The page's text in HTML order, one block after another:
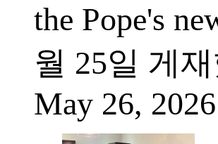
the Pope's
월 25일 게
May 26,